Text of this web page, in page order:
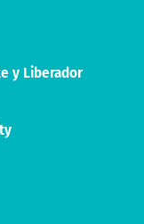
y Liberador